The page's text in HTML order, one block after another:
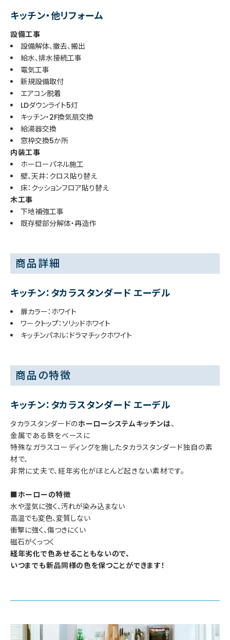
キッチン・他リフォーム
設備工事
設備解体、撤去、搬出
給水、排水接続工事
電気工事
新規設備取付
エアコン脱着
LDダウンライト5灯
キッチン・2F換気扇交換
給湯器交換
窓枠交換5か所
内装工事
ホーローパネル施工
壁、天井：クロス貼り替え
床：クッションフロア貼り替え
木工事
下地補強工事
既存壁部分解体・再造作
商品詳細
キッチン：タカラスタンダード エーデル
扉カラー：ホワイト
ワークトップ：ソリッドホワイト
キッチンパネル：ドラマチックホワイト
商品の特徴
キッチン：タカラスタンダード エーデル
タカラスタンダードのホーローシステムキッチンは、
金属である鉄をベースに
特殊なガラスコーディングを施したタカラスタンダード独自の素
材で、
非常に丈夫で、経年劣化がほとんど起きない素材です。
■ホーローの特徴
水や湿気に強く、汚れが染み込まない
高温でも変色、変質しない
衝撃に強く、傷つきにくい
磁石がくっつく
経年劣化で色あせることもないので、
いつまでも新品同様の色を保つことができます！